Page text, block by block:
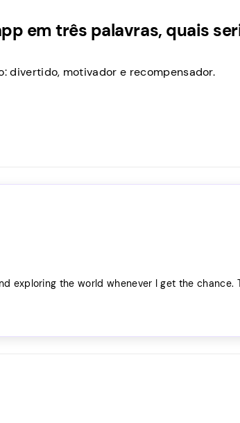
em três palavras, quais
divertido, motivador e recompensador.
exploring the world whenever I get the chance.